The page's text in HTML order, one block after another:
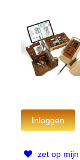
zet op